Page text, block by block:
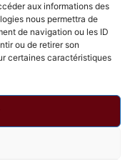
aux informations des
nous permettra de
de navigation ou les ID
ou de retirer son
certaines caractéristiques